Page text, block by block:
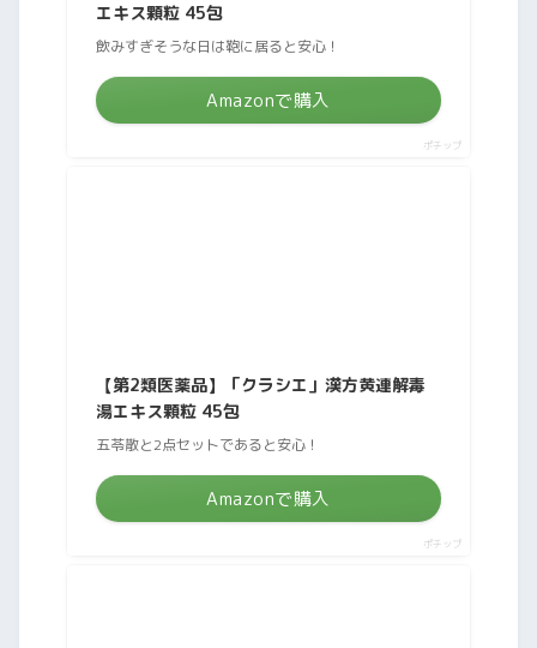
エキス顆粒 45包
飲みすぎそうな日は鞄に居ると安心！
Amazonで購入
ポチップ
【第2類医薬品】「クラシエ」漢方黄連解毒
湯エキス顆粒 45包
五苓散と2点セットであると安心！
Amazonで購入
ポチップ